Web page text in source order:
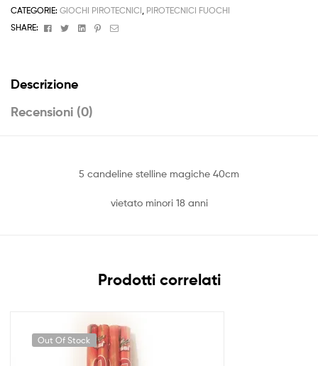
CATEGORIE: GIOCHI PIROTECNICI, PIROTECNICI FUOCHI
SHARE:
FacebookTwitterLinkedinPinterest
Email
Descrizione
Recensioni (0)
5 candeline stelline magiche 40cm
vietato minori 18 anni
Prodotti correlati
Out Of Stock